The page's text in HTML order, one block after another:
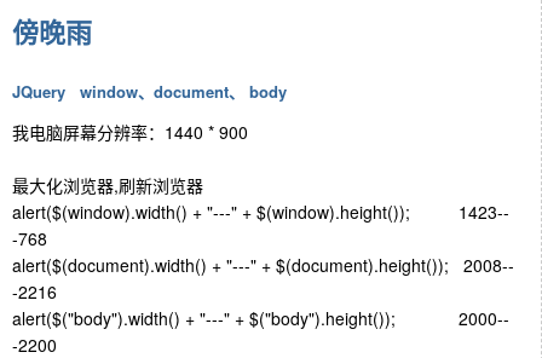
傍晚雨
JQuery window、document、 body
我电脑屏幕分辨率：1440 * 900
最大化浏览器,刷新浏览器
alert($(window).width() + "---" + $(window).height()); 1423--
-768
alert($(document).width() + "---" + $(document).height()); 2008--
-2216
alert($("body").width() + "---" + $("body").height()); 2000--
-2200